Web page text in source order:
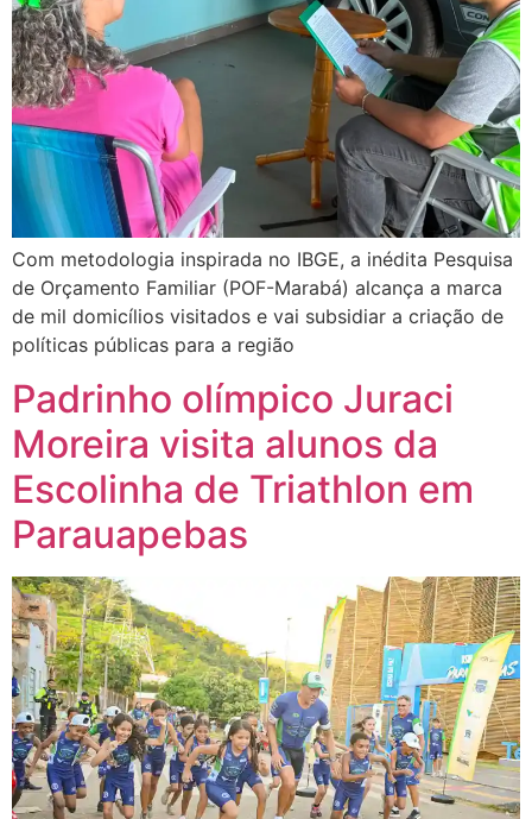
Com metodologia inspirada no IBGE, a inédita Pesquisa
de Orçamento Familiar (POF-Marabá) alcança a marca
de mil domicílios visitados e vai subsidiar a criação de
políticas públicas para a região
Padrinho olímpico Juraci
Moreira visita alunos da
Escolinha de Triathlon em
Parauapebas